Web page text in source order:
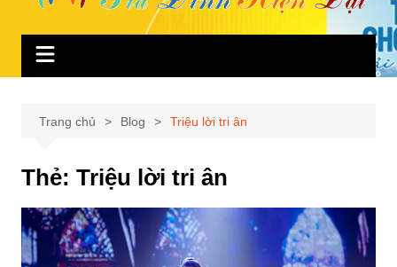
Trang chủ Blog Triệu lời tri ân
Thẻ: Triệu lời tri ân